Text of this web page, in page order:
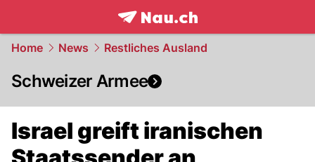
frontpage.NAU.ch
Home News Restliches Ausland
Schweizer Armee
Israel greift iranischen